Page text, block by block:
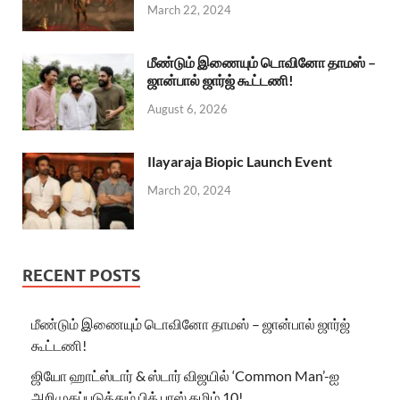
March 22, 2024
மீண்டும் இணையும் டொவினோ தாமஸ் –
ஜான்பால் ஜார்ஜ் கூட்டணி!
August 6, 2026
Ilayaraja Biopic Launch Event
March 20, 2024
RECENT POSTS
மீண்டும் இணையும் டொவினோ தாமஸ் – ஜான்பால் ஜார்ஜ்
கூட்டணி!
ஜியோ ஹாட்ஸ்டார் & ஸ்டார் விஜயில் ‘Common Man’-ஐ